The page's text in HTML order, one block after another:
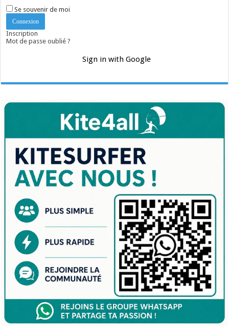
Se souvenir de moi
Inscription
Mot de passe oublié ?
Sign in with Google